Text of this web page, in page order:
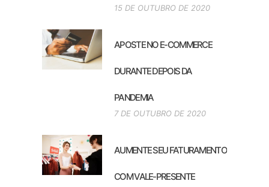
15 DE OUTUBRO DE 2020
APOSTE NO E-COMMERCE
DURANTE DEPOIS DA
PANDEMIA
7 DE OUTUBRO DE 2020
AUMENTE SEU FATURAMENTO
COM VALE-PRESENTE